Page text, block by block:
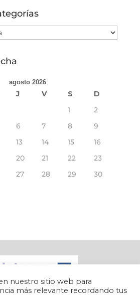
agosto 2026
J V S
D
1
2
6 7 8
9
13 14 15
16
20 21 22
23
27 28 29
30
nuestro sitio web para
más relevante recordando tus